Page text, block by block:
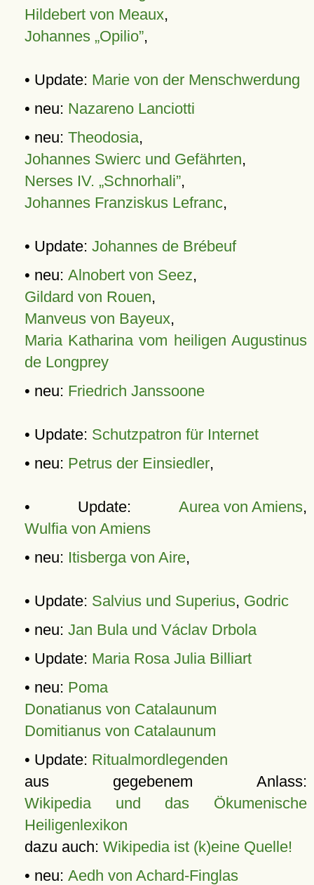
Hildebert von Meaux,
Johannes „Opilio”,
• Update: Marie von der Menschwerdung
• neu: Nazareno Lanciotti
• neu: Theodosia,
Johannes Swierc und Gefährten,
Nerses IV. „Schnorhali”,
Johannes Franziskus Lefranc,
• Update: Johannes de Brébeuf
• neu: Alnobert von Seez,
Gildard von Rouen,
Manveus von Bayeux,
Maria Katharina vom heiligen Augustinus
de Longprey
• neu: Friedrich Janssoone
• Update: Schutzpatron für Internet
• neu: Petrus der Einsiedler,
• Update: Aurea von Amiens,
Wulfia von Amiens
• neu: Itisberga von Aire,
• Update: Salvius und Superius, Godric
• neu: Jan Bula und Václav Drbola
• Update: Maria Rosa Julia Billiart
• neu: Poma
Donatianus von Catalaunum
Domitianus von Catalaunum
• Update: Ritualmordlegenden
aus gegebenem Anlass:
Wikipedia und das Ökumenische
Heiligenlexikon
dazu auch: Wikipedia ist (k)eine Quelle!
• neu: Aedh von Achard-Finglas